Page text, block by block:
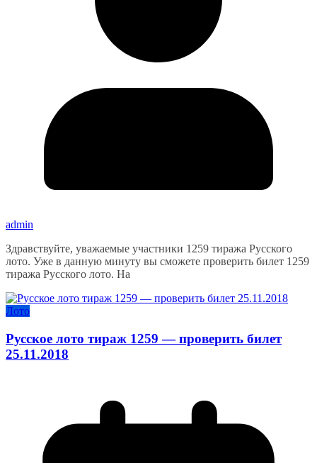
admin
Здравствуйте, уважаемые участники 1259 тиража Русского
лото. Уже в данную минуту вы сможете проверить билет 1259
тиража Русского лото. На
Лото
Русское лото тираж 1259 — проверить билет
25.11.2018